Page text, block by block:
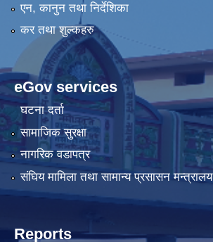
एन, कानुन तथा निर्देशिका
कर तथा शुल्कहरु
eGov services
घटना दर्ता
सामाजिक सुरक्षा
नागरिक वडापत्र
संघिय मामिला तथा सामान्य प्रसासन मन्त्रालय
Reports